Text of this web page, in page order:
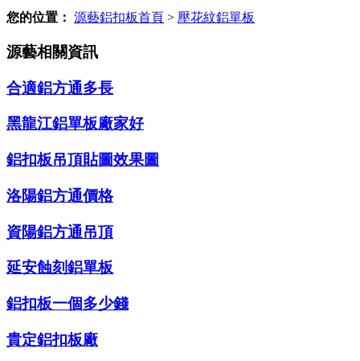
您的位置： 源藝鋁扣板首頁 > 壓花紋鋁單板
源藝相關資訊
合適鋁方通多長
黑龍江鋁單板廠家好
鋁扣板吊頂貼圖效果圖
洛陽鋁方通價格
資陽鋁方通吊頂
延安蝕刻鋁單板
鋁扣板一個多少錢
貴定鋁扣板廠